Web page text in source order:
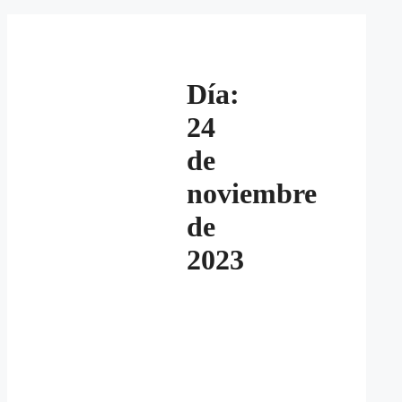
Día:
24
de
noviembre
de
2023